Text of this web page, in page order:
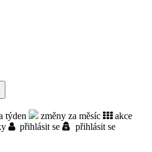
týden změny za měsíc
akce
přihlásit se
přihlásit se